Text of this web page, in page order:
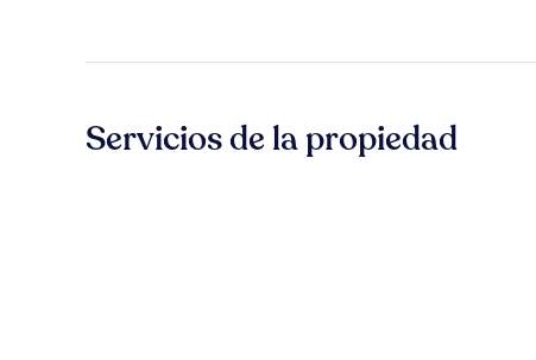
Servicios de la propiedad